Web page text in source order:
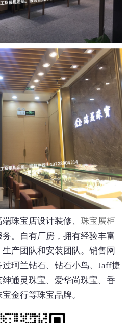
珠宝店设计装修、珠宝展柜
。自有厂房，拥有经验丰富
产团队和安装团队。销售网
珂兰钻石、钻石小鸟、Jaff捷
通灵珠宝、爱华尚珠宝、香
金行等珠宝品牌。